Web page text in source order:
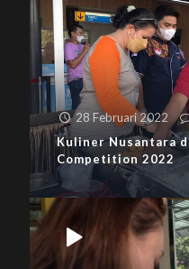
28 Februari 2022
Kuliner Nusantara
Competition 2022